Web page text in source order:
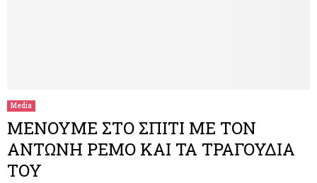
Media
ΜΕΝΟΥΜΕ ΣΤΟ ΣΠΙΤΙ ΜΕ ΤΟΝ
ΑΝΤΩΝΗ ΡΕΜΟ ΚΑΙ ΤΑ ΤΡΑΓΟΥΔΙΑ
ΤΟΥ